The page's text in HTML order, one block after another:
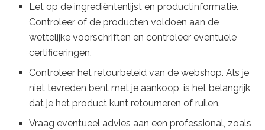
Let op de ingrediëntenlijst en productinformatie.
Controleer of de producten voldoen aan de
wettelijke voorschriften en controleer eventuele
certificeringen.
Controleer het retourbeleid van de webshop. Als je
niet tevreden bent met je aankoop, is het belangrijk
dat je het product kunt retourneren of ruilen.
Vraag eventueel advies aan een professional, zoals